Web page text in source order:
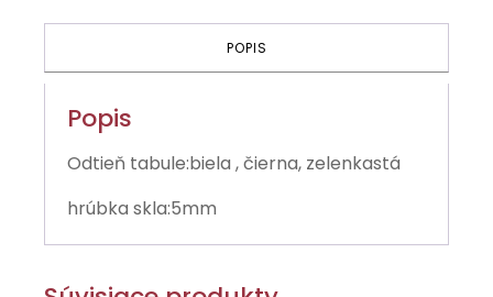
POPIS
Popis
Odtieň tabule:biela , čierna, zelenkastá
hrúbka skla:5mm